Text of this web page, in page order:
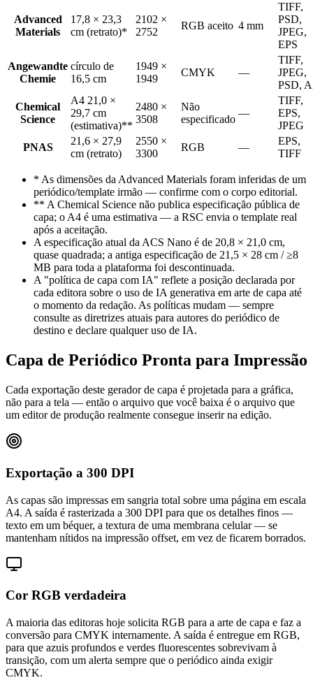
Advanced
Materials
17,8 × 23,3
cm (retrato)*
2102 ×
2752
RGB aceito 4 mm
TIFF,
PSD,
JPEG,
EPS
Angewandte
Chemie
círculo de
16,5 cm
1949 ×
1949
CMYK —
TIFF,
JPEG,
PSD,
Chemical
Science
A4 21,0 ×
29,7 cm
(estimativa)**
2480 ×
3508
Não
especificado
—
TIFF,
EPS,
JPEG
PNAS
21,6 × 27,9
cm (retrato)
2550 ×
3300
RGB —
EPS,
TIFF
* As dimensões da Advanced Materials foram inferidas de um
periódico/template irmão — confirme com o corpo editorial.
** A Chemical Science não publica especificação pública de
capa; o A4 é uma estimativa — a RSC envia o template real
após a aceitação.
A especificação atual da ACS Nano é de 20,8 × 21,0 cm,
quase quadrada; a antiga especificação de 21,5 × 28 cm / ≥8
MB para toda a plataforma foi descontinuada.
A "política de capa com IA" reflete a posição declarada por
cada editora sobre o uso de IA generativa em arte de capa até
o momento da redação. As políticas mudam — sempre
consulte as diretrizes atuais para autores do periódico de
destino e declare qualquer uso de IA.
Capa de Periódico Pronta para Impressão
Cada exportação deste gerador de capa é projetada para a gráfica,
não para a tela — então o arquivo que você baixa é o arquivo que
um editor de produção realmente consegue inserir na edição.
Exportação a 300 DPI
As capas são impressas em sangria total sobre uma página em escala
A4. A saída é rasterizada a 300 DPI para que os detalhes finos —
texto em um béquer, a textura de uma membrana celular — se
mantenham nítidos na impressão offset, em vez de ficarem borrados.
Cor RGB verdadeira
A maioria das editoras hoje solicita RGB para a arte de capa e faz a
conversão para CMYK internamente. A saída é entregue em RGB,
para que azuis profundos e verdes fluorescentes sobrevivam à
transição, com um alerta sempre que o periódico ainda exigir
CMYK.